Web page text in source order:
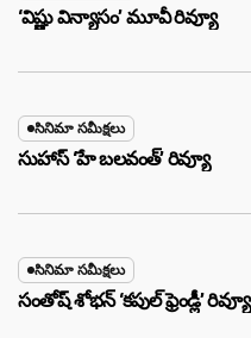
‘విష్ణు విన్యాసం’ మూవీ రివ్యూ
సినిమా సమీక్షలు
సుహాస్ ‘హే బలవంత్’ రివ్యూ
సినిమా సమీక్షలు
సంతోష్ శోభన్ ‘కపుల్ ఫ్రెండ్లీ’ రివ్యూ